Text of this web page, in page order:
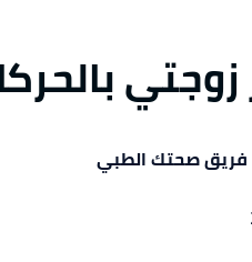
فريق صحتك الطبي